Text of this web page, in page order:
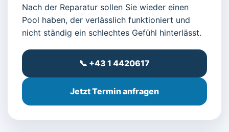
Nach der Reparatur sollen Sie wieder einen
Pool haben, der verlässlich funktioniert und
nicht ständig ein schlechtes Gefühl hinterlässt.
📞 +43 1 4420617
Jetzt Termin anfragen